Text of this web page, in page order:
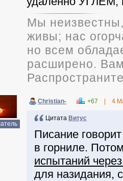
Мы
живы; нас
но всем
расширено.
Christian- +67 4
Цитата Витус
Писание
в горниле.
испытаний
для назидания,